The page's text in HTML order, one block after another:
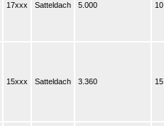
17xxx Satteldach 5.000 10
15xxx Satteldach 3.360 15